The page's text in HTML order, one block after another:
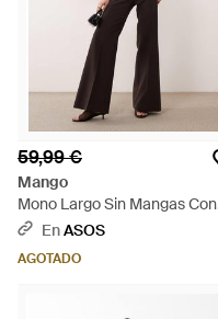
59,99 €
Mango
Mono Largo Sin Mangas Con
Cinturón De - Neutro
EnASOS
AGOTADO